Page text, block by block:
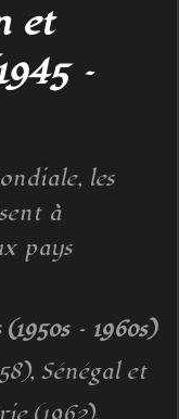
et
–
les
à
pays
– 1960s)
Sénégal et